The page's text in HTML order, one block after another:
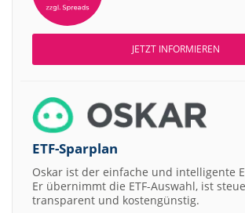
JETZT INFORMIEREN
ETF-Sparplan
Oskar ist der einfache und intelligente
Er übernimmt die ETF-Auswahl, ist
transparent und kostengünstig.